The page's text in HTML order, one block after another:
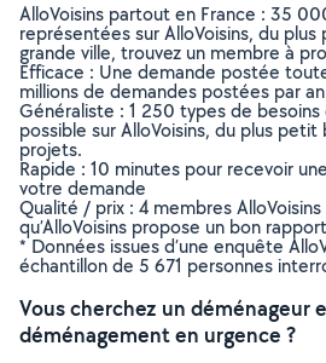
AlloVoisins partout en France : 35
représentées sur AlloVoisins, du plus
grande ville, trouvez un membre à
Efficace : Une demande postée
millions de demandes postées par an
Généraliste : 1 250 types de
possible sur AlloVoisins, du plus petit
projets.
Rapide : 10 minutes pour recevoir
votre demande
Qualité / prix : 4 membres
qu’AlloVoisins propose un bon
* Données issues d’une enquête
échantillon de 5 671 personnes
Vous cherchez un déménageur
déménagement en urgence ?